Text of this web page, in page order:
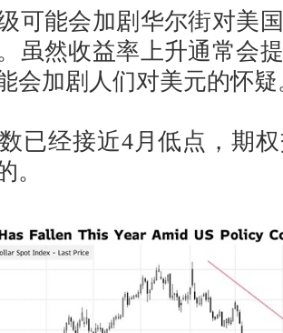
可能会加剧华尔街对美
虽然收益率上升通常会
会加剧人们对美元的怀疑
已经接近4月低点，期
。